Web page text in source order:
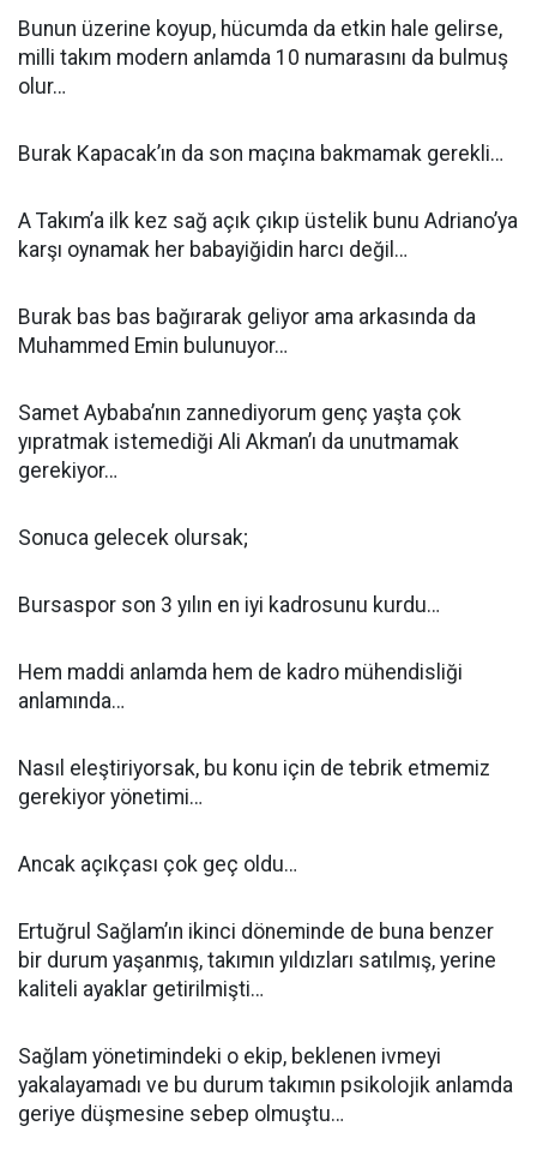
Bunun üzerine koyup, hücumda da etkin hale gelirse,
milli takım modern anlamda 10 numarasını da bulmuş
olur…
Burak Kapacak’ın da son maçına bakmamak gerekli…
A Takım’a ilk kez sağ açık çıkıp üstelik bunu Adriano’ya
karşı oynamak her babayiğidin harcı değil…
Burak bas bas bağırarak geliyor ama arkasında da
Muhammed Emin bulunuyor…
Samet Aybaba’nın zannediyorum genç yaşta çok
yıpratmak istemediği Ali Akman’ı da unutmamak
gerekiyor…
Sonuca gelecek olursak;
Bursaspor son 3 yılın en iyi kadrosunu kurdu…
Hem maddi anlamda hem de kadro mühendisliği
anlamında…
Nasıl eleştiriyorsak, bu konu için de tebrik etmemiz
gerekiyor yönetimi…
Ancak açıkçası çok geç oldu…
Ertuğrul Sağlam’ın ikinci döneminde de buna benzer
bir durum yaşanmış, takımın yıldızları satılmış, yerine
kaliteli ayaklar getirilmişti…
Sağlam yönetimindeki o ekip, beklenen ivmeyi
yakalayamadı ve bu durum takımın psikolojik anlamda
geriye düşmesine sebep olmuştu…